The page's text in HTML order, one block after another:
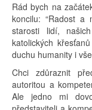
Rád bych na
koncilu: “Radost a
starosti lidí,
katolických
duchu humanity i
Chci zdůraznit
autoritou a
Ale jedno mi